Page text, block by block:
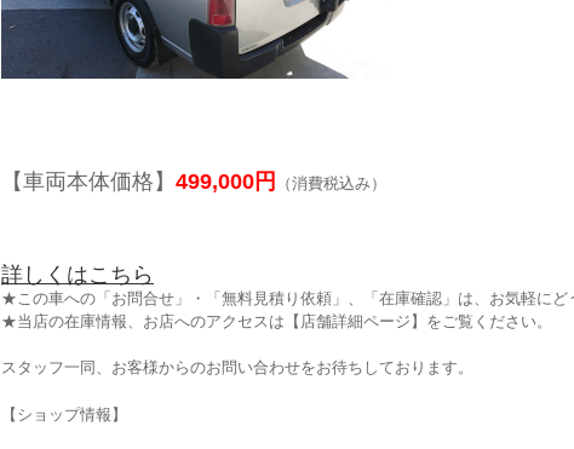
【車両本体価格】 499,000円 （消費税込み）
詳しくはこちら
★この車への「お問合せ」・「無料見積り依頼」、「在庫確認」は、お気軽にど
★当店の在庫情報、お店へのアクセスは【店舗詳細ページ】をご覧ください。
スタッフ一同、お客様からのお問い合わせをお待ちしております。
【ショップ情報】